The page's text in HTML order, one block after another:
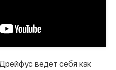
ведет себя как